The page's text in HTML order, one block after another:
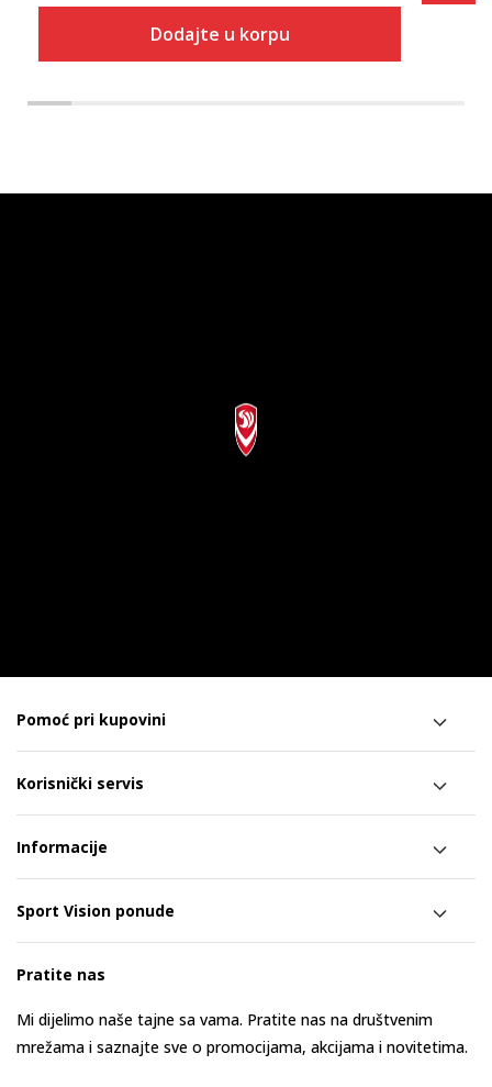
Dodajte u korpu
Pomoć pri kupovini
Korisnički servis
Informacije
Sport Vision ponude
Pratite nas
Mi dijelimo naše tajne sa vama. Pratite nas na društvenim
mrežama i saznajte sve o promocijama, akcijama i novitetima.